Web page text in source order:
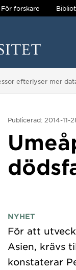
För forskare
efterlyser mer
Publicerad: 2014-11-
NYHET
För att
Asien, krävs
konstaterar